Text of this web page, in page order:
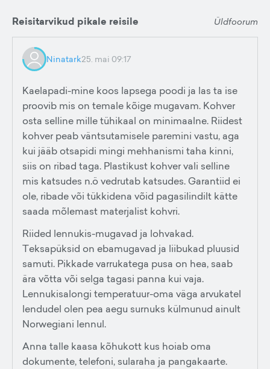
Reisitarvikud pikale reisile Üldfoorum
Ninatark25. mai 09:17
Kaelapadi-mine koos lapsega poodi ja las ta ise
proovib mis on temale kõige mugavam. Kohver
osta selline mille tühikaal on minimaalne. Riidest
kohver peab väntsutamisele paremini vastu, aga
kui jääb otsapidi mingi mehhanismi taha kinni,
siis on ribad taga. Plastikust kohver vali selline
mis katsudes n.ö vedrutab katsudes. Garantiid ei
ole, ribade või tükkidena võid pagasilindilt kätte
saada mõlemast materjalist kohvri.
Riided lennukis-mugavad ja lohvakad.
Teksapüksid on ebamugavad ja liibukad pluusid
samuti. Pikkade varrukatega pusa on hea, saab
ära võtta või selga tagasi panna kui vaja.
Lennukisalongi temperatuur-oma väga arvukatel
lendudel olen pea aegu surnuks külmunud ainult
Norwegiani lennul.
Anna talle kaasa kõhukott kus hoiab oma
dokumente, telefoni, sularaha ja pangakaarte.